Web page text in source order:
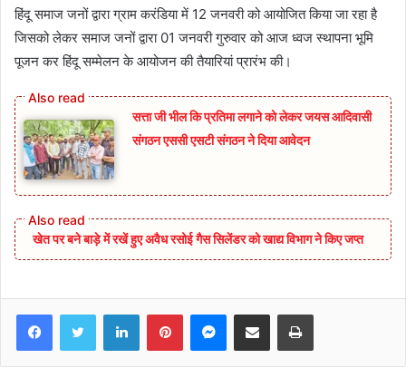
हिंदू समाज जनों द्वारा ग्राम करंडिया में 12 जनवरी को आयोजित किया जा रहा है
जिसको लेकर समाज जनों द्वारा 01 जनवरी गुरुवार को आज ध्वज स्थापना भूमि
पूजन कर हिंदू सम्मेलन के आयोजन की तैयारियां प्रारंभ की।
सत्ता जी भील कि प्रतिमा लगाने को लेकर जयस आदिवासी
संगठन एससी एसटी संगठन ने दिया आवेदन
खेत पर बने बाड़े में रखें हुए अवैध रसोई गैस सिलेंडर को खाद्य विभाग ने किए जप्त
FacebookTwitter LinkedInPinterestMessenger
Share via Email Print